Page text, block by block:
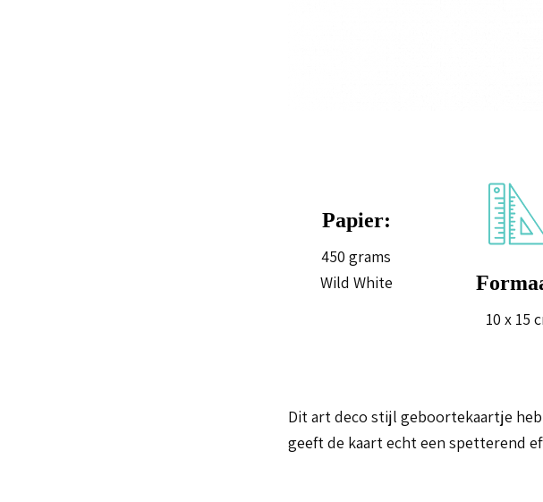
Papier:
450 grams
Wild White
10 x 15
Dit art deco stijl geboortekaartje
geeft de kaart echt een spetterend